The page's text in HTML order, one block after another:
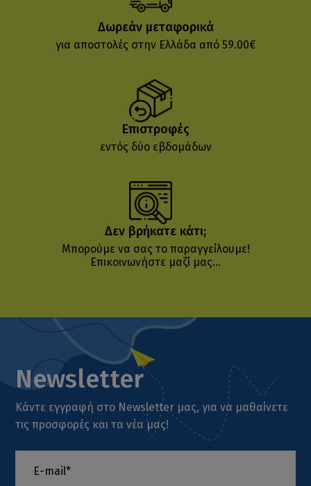
Δωρεάν μεταφορικά
για αποστολές στην Ελλάδα από 59.00€
Επιστροφές
εντός δύο εβδομάδων
Δεν βρήκατε κάτι;
Μπορούμε να σας το παραγγείλουμε!
Επικοινωνήστε μαζί μας...
Newsletter
Κάντε εγγραφή στο Newsletter μας, για να μαθαίνετε
τις προσφορές και τα νέα μας!